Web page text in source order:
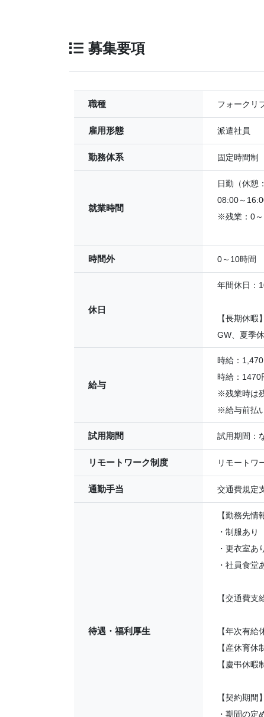
募集要項
職種 フォークリ
雇用形態 派遣社員
勤務体系 固定時間制
就業時間
日勤（休憩
08:00～
※残業：0～
時間外 0～10時間
休日
年間休日：
【長期休暇】
GW、夏季
給与
時給：
時給：1470
※残業時は
※給与前払
試用期間 試用期間：
リモートワーク制度 リモートワ
通勤手当 交通費規定
待遇・福利厚生
【勤務先情
・制服あり
・更衣室あ
・社員食堂
【交通費
【年次有
【産休育休
【慶弔休暇
【契約期間】
・期間の定